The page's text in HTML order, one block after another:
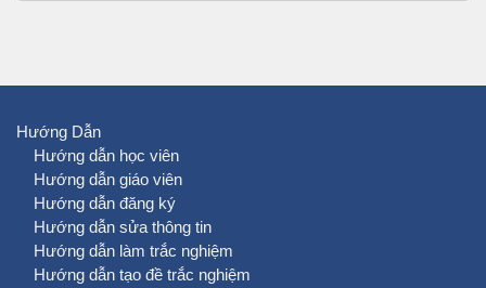
Hướng Dẫn
Hướng dẫn học viên
Hướng dẫn giáo viên
Hướng dẫn đăng ký
Hướng dẫn sửa thông tin
Hướng dẫn làm trắc nghiệm
Hướng dẫn tạo đề trắc nghiệm